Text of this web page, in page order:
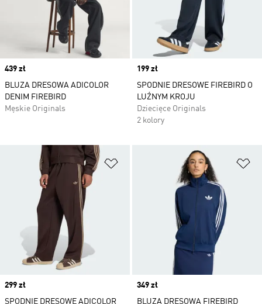
Price
439 zł
BLUZA DRESOWA ADICOLOR
DENIM FIREBIRD
Męskie Originals
Price
199 zł
SPODNIE DRESOWE FIREBIRD O
LUŹNYM KROJU
Dziecięce Originals
2 kolory
Dodaj do listy życzeń
Price
299 zł
SPODNIE DRESOWE ADICOLOR
Price
349 zł
BLUZA DRESOWA FIREBIRD